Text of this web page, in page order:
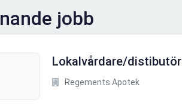
jobb
Lokalvårdare/distibutör
Regements Apotek